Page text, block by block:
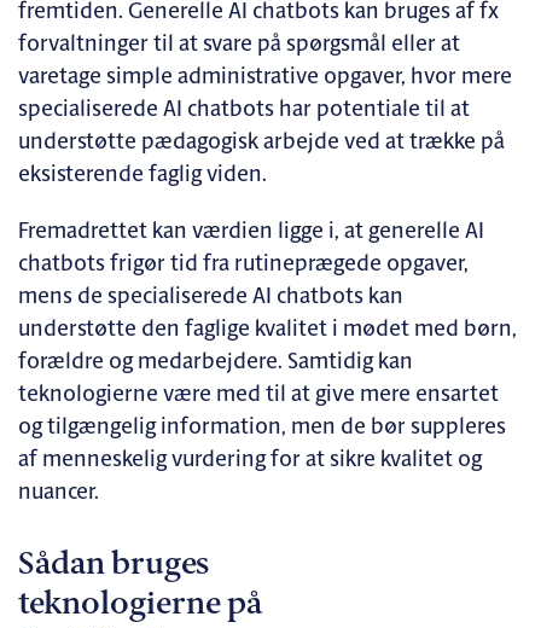
fremtiden. Generelle AI chatbots kan bruges af fx
forvaltninger til at svare på spørgsmål eller at
varetage simple administrative opgaver, hvor mere
specialiserede AI chatbots har potentiale til at
understøtte pædagogisk arbejde ved at trække på
eksisterende faglig viden.
Fremadrettet kan værdien ligge i, at generelle AI
chatbots frigør tid fra rutineprægede opgaver,
mens de specialiserede AI chatbots kan
understøtte den faglige kvalitet i mødet med børn,
forældre og medarbejdere. Samtidig kan
teknologierne være med til at give mere ensartet
og tilgængelig information, men de bør suppleres
af menneskelig vurdering for at sikre kvalitet og
nuancer.
Sådan bruges
teknologierne på